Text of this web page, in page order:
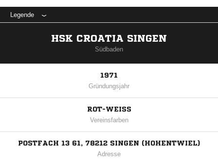
Legende
HSK CROATIA SINGEN
Südbaden
1971
Gründungsjahr
ROT-WEISS
Vereinsfarben
POSTFACH 13 61, 78212 SINGEN (HOHENTWIEL)
Adresse